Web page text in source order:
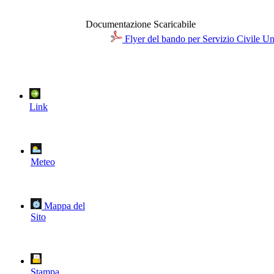
Documentazione Scaricabile
Flyer del bando per Servizio Civile
Link
Meteo
Mappa del
Sito
Stampa